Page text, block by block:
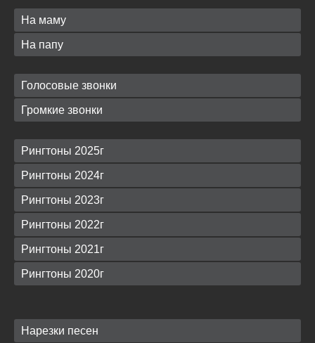
На маму
На папу
Голосовые звонки
Громкие звонки
Рингтоны 2025г
Рингтоны 2024г
Рингтоны 2023г
Рингтоны 2022г
Рингтоны 2021г
Рингтоны 2020г
Нарезки песен